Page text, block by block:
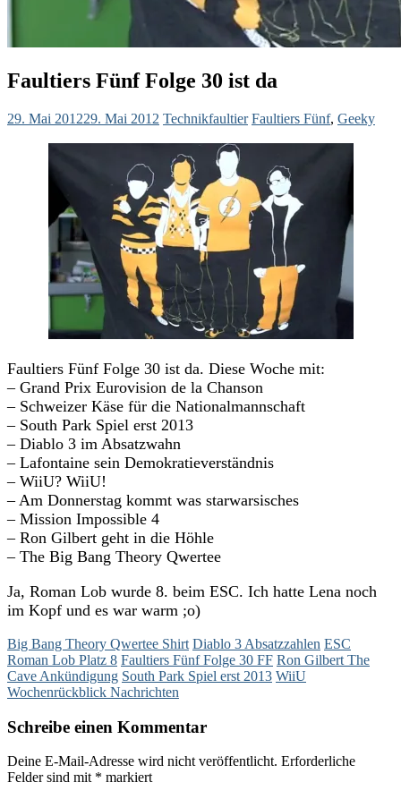
Faultiers Fünf Folge 30 ist da
29. Mai 201229. Mai 2012 Technikfaultier Faultiers Fünf, Geeky
Faultiers Fünf Folge 30 ist da. Diese Woche mit:
– Grand Prix Eurovision de la Chanson
– Schweizer Käse für die Nationalmannschaft
– South Park Spiel erst 2013
– Diablo 3 im Absatzwahn
– Lafontaine sein Demokratieverständnis
– WiiU? WiiU!
– Am Donnerstag kommt was starwarsisches
– Mission Impossible 4
– Ron Gilbert geht in die Höhle
– The Big Bang Theory Qwertee
Ja, Roman Lob wurde 8. beim ESC. Ich hatte Lena noch
im Kopf und es war warm ;o)
Big Bang Theory Qwertee Shirt Diablo 3 Absatzzahlen ESC
Roman Lob Platz 8 Faultiers Fünf Folge 30 FF Ron Gilbert The
Cave Ankündigung South Park Spiel erst 2013 WiiU
Wochenrückblick Nachrichten
Schreibe einen Kommentar
Deine E-Mail-Adresse wird nicht veröffentlicht. Erforderliche
Felder sind mit * markiert